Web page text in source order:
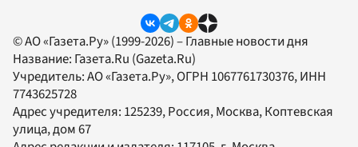
© АО «Газета.Ру» (1999-2026) – Главные новости дня
Название: Газета.Ru (Gazeta.Ru)
Учредитель:АО «Газета.Ру», ОГРН 1067761730376, ИНН
7743625728
Адрес учредителя: 125239, Россия, Москва, Коптевская
улица, дом 67